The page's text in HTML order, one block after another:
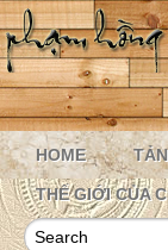
HOME
THẾ GIỚI CỦA